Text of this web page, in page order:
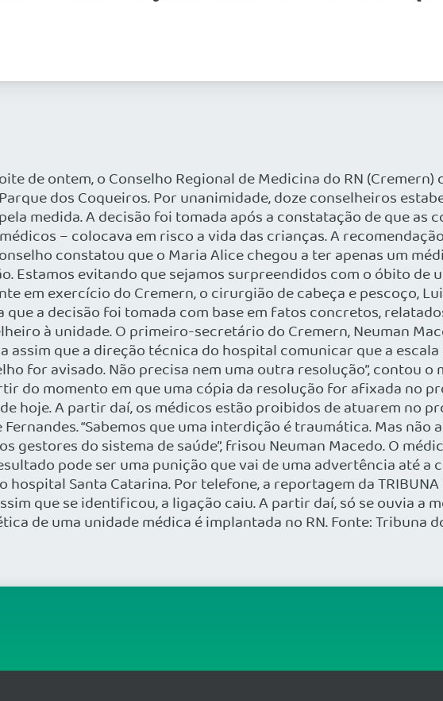
de ontem, o Conselho Regional de Medicina do RN
dos Coqueiros. Por unanimidade, doze conselheiros
medida. A decisão foi tomada após a constatação de que as
– colocava em risco a vida das crianças. A
constatou que o Maria Alice chegou a ter apenas um
Estamos evitando que sejamos surpreendidos com o óbito de
em exercício do Cremern, o cirurgião de cabeça e pescoço,
que a decisão foi tomada com base em fatos concretos,
à unidade. O primeiro-secretário do Cremern, Neuman
que a direção técnica do hospital comunicar que a escala
for avisado. Não precisa nem uma outra resolução”, contou
do momento em que uma cópia da resolução for afixada no
hoje. A partir daí, os médicos estão proibidos de atuarem no
“Sabemos que uma interdição é traumática. Mas
gestores do sistema de saúde”, frisou Neuman Macedo. O
pode ser uma punição que vai de uma advertência até a
Santa Catarina. Por telefone, a reportagem da
que se identificou, a ligação caiu. A partir daí, só se ouvia a
de uma unidade médica é implantada no RN. Fonte: Tribuna